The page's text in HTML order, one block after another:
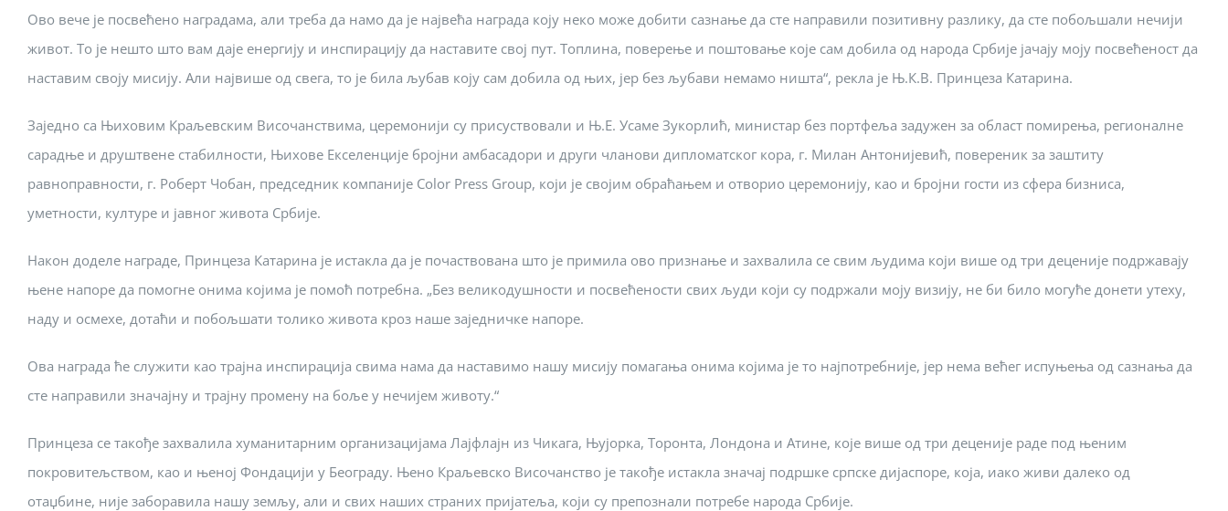
Ово вече је посвећено наградама, али треба да намо да је највећа награда коју неко може добити сазнање да сте направили позитивну разлику, да сте побољшали нечији
живот. То је нешто што вам даје енергију и инспирацију да наставите свој пут. Топлина, поверење и поштовање које сам добила од народа Србије јачају моју посвећеност да
наставим своју мисију. Али највише од свега, то је била љубав коју сам добила од њих, јер без љубави немамо ништа“, рекла је Њ.К.В. Принцеза Катарина.
Заједно са Њиховим Краљевским Височанствима, церемонији су присуствовали и Њ.Е. Усаме Зукорлић, министар без портфеља задужен за област помирења, регионалне
сарадње и друштвене стабилности, Њихове Екселенције бројни амбасадори и други чланови дипломатског кора, г. Милан Антонијевић, повереник за заштиту
равноправности, г. Роберт Чобан, председник компаније Color Press Group, који је својим обраћањем и отворио церемонију, као и бројни гости из сфера бизниса,
уметности, културе и јавног живота Србије.
Након доделе награде, Принцеза Катарина је истакла да је почаствована што је примила ово признање и захвалила се свим људима који више од три деценије подржавају
њене напоре да помогне онима којима је помоћ потребна. „Без великодушности и посвећености свих људи који су подржали моју визију, не би било могуће донети утеху,
наду и осмехе, дотаћи и побољшати толико живота кроз наше заједничке напоре.
Ова награда ће служити као трајна инспирација свима нама да наставимо нашу мисију помагања онима којима је то најпотребније, јер нема већег испуњења од сазнања да
сте направили значајну и трајну промену на боље у нечијем животу.“
Принцеза се такође захвалила хуманитарним организацијама Лајфлајн из Чикага, Њујорка, Торонта, Лондона и Атине, које више од три деценије раде под њеним
покровитељством, као и њеној Фондацији у Београду. Њено Краљевско Височанство је такође истакла значај подршке српске дијаспоре, која, иако живи далеко од
отаџбине, није заборавила нашу земљу, али и свих наших страних пријатеља, који су препознали потребе народа Србије.